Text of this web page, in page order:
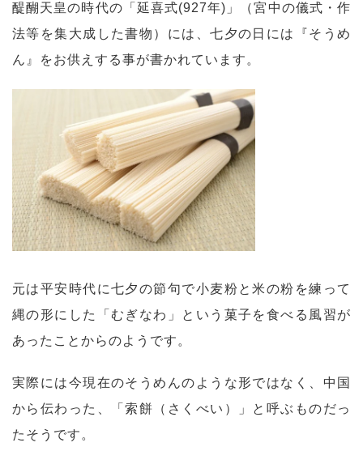
醍醐天皇の時代の「延喜式(927年)」（宮中の儀式・作
法等を集大成した書物）には、七夕の日には『そうめ
ん』をお供えする事が書かれています。
元は平安時代に七夕の節句で小麦粉と米の粉を練って
縄の形にした「むぎなわ」という菓子を食べる風習が
あったことからのようです。
実際には今現在のそうめんのような形ではなく、中国
から伝わった、「索餅（さくべい）」と呼ぶものだっ
たそうです。